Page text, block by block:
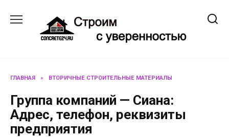
содержанию
ГЛАВНАЯ » ВТОРИЧНЫЕ СТРОИТЕЛЬНЫЕ МАТЕРИАЛЫ
Группа компаний — Сиана:
Адрес, телефон, реквизиты
предприятия